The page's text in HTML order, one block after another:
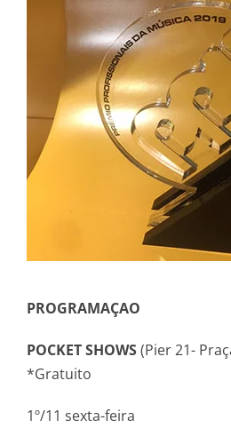
PROGRAMAÇAO
POCKET SHOWS(Pier 21-
*Gratuito
1º/11 sexta-feira